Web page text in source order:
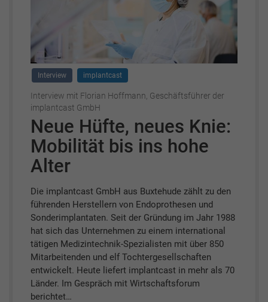
Interview implantcast
Interview mit Florian Hoffmann, Geschäftsführer der
implantcast GmbH
Neue Hüfte, neues Knie:
Mobilität bis ins hohe
Alter
Die implantcast GmbH aus Buxtehude zählt zu den
führenden Herstellern von Endoprothesen und
Sonderimplantaten. Seit der Gründung im Jahr 1988
hat sich das Unternehmen zu einem international
tätigen Medizintechnik-Spezialisten mit über 850
Mitarbeitenden und elf Tochtergesellschaften
entwickelt. Heute liefert implantcast in mehr als 70
Länder. Im Gespräch mit Wirtschaftsforum
berichtet…